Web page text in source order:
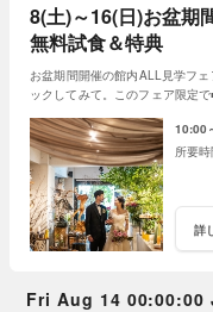
8(土)～16(日)お盆期
無料試食＆特典
お盆期間開催の館内ALL見学フ
ックしてみて。このフェア限定
10:00
詳
Fri Aug 14 00:00:00